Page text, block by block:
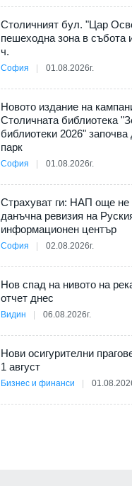
Столичният бул. "Цар
пешеходна зона в събота
ч.
София 01.08.2026г.
Новото издание на
Столичната библиотека
библиотеки 2026"
парк
София 01.08.2026г.
Страхуват ги: НАП още не
данъчна ревизия на
информационен център
София 02.08.2026г.
Нов спад на нивото на
отчет днес
Видин 06.08.2026г.
Нови осигурителни
1 август
Бизнес и финанси